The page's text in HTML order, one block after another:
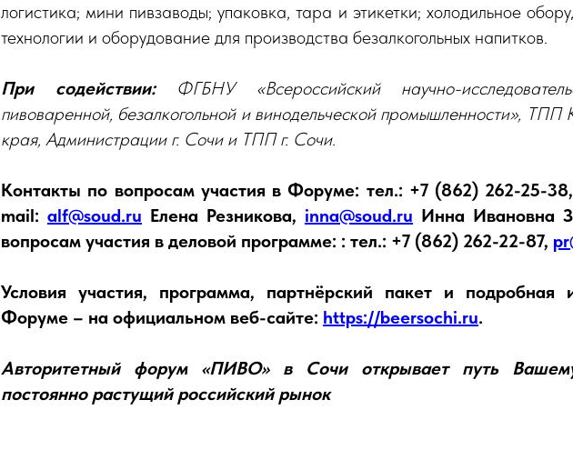
логистика; мини пивзаводы; упаковка, тара и этикетки; холодильное
технологии и оборудование для производства безалкогольных напитков.
При содействии:
ФГБНУ «Всероссийский научно-
пивоваренной, безалкогольной и винодельческой промышленности», ТПП
края, Администрации г. Сочи и ТПП г. Сочи.
Контакты по вопросам участия в Форуме: тел.: +7 (862) 262-25-
mail: alf@soud.ru Елена Резникова, inna@soud.ru Инна Ивановна
вопросам участия в деловой программе: : тел.: +7 (862) 262-22-87,
Условия участия, программа, партнёрский пакет и подробная
Форуме – на официальном веб-сайте: https://beersochi.ru.
Авторитетный форум «ПИВО» в Сочи открывает путь
постоянно растущий российский рынок